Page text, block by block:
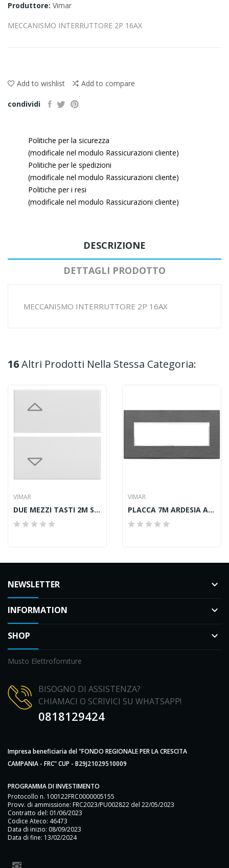
Produttore: Vimar
MECCANISMO INTERRUTTORE 2P 16AX
Add to wishlist Add to compare
condividi
Politiche per la sicurezza
(modificale nel modulo Rassicurazioni cliente)
Politiche per le spedizioni
(modificale nel modulo Rassicurazioni cliente)
Politiche per i resi
(modificale nel modulo Rassicurazioni cliente)
DESCRIZIONE
DETTAGLI PRODOTTO
MECCANISMO INTERRUTTORE 2P 16AX
16Altri Prodotti Nella Stessa Categoria:
VIMAR
DUE MEZZI TASTI 2M SIMBOLI FRECCE BIANCO
VIMAR
PLACCA 7M ARDESIA A SPACCO
NEWSLETTER keyboard_arrow_down
INFORMATION keyboard_arrow_down
SHOP keyboard_arrow_down
Musto Elettroforniture
BISOGNO DI ASSISTENZA?
CHIAMACI O SCRIVICI SU WHATSAPP!
0818129424
Impresa beneficiaria del "FONDO REGIONALE PER LA CRESCITA
CAMPANIA - FRC" CUP - B29J21029510009
PROGRAMMA DI INVESTIMENTO
Protocollo n. 100122FRC0000005155
Provv. di ammissione: FRC2023/PU002822 del 22/05/2023
Contratto del: 01/06/2023
Codice Ateco: 46473
Data di inizio: 08/09/2023
Data di fine: 13/02/2024